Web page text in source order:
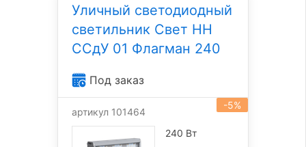
Уличный светодиодный
светильник Свет НН
ССдУ 01 Флагман 240
Под заказ
-5%
артикул 101464
240 Вт